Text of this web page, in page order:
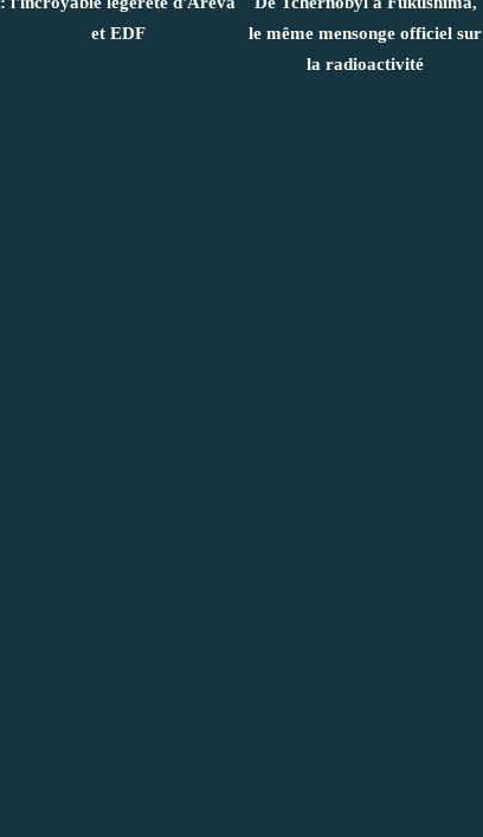
et EDF
le même mensonge officiel sur
la radioactivité